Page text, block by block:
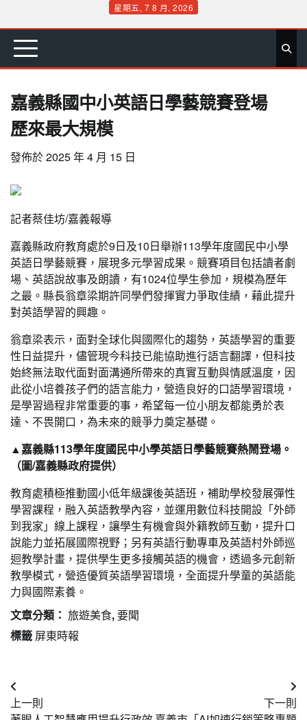
content
星期五, 7 8 月, 2026
首 要 娛 生 社 文 公 運 旅 政 地 專
嘉義縣國中小英語日學藝競賽登場
歷來最大規模
發佈於2025 年 4 月 15 日
記者蔡佳坊/嘉義報導
嘉義縣政府教育處於9日及10日舉辦113學年度國民中小學
英語日學藝競賽，展現多元學習成果。競賽項目包括讀者劇
場、英語說故事及朗讀，有1024位學生參加，規模為歷年
之最。縣長翁章梁期許同學們發揮實力爭取佳績，藉此提升
對英語學習的興趣。
翁章梁表示，面對全球化與國際化的趨勢，英語學習的重要
性日益提升，儘管現今科技已能協助進行語言翻譯，但科技
始終無法取代面對面溝通所帶來的真實互動與情感溫度，因
此從小培養孩子們的語言能力，營造良好的口語學習環境，
是學習過程非常重要的事，希望每一位小朋友都能勇於表
達、不畏開口，為未來的競爭力奠定基礎。
▲嘉義縣113學年度國民中小學英語日學藝競賽熱鬧登場。
（圖/嘉義縣政府提供）
教育處積極推動國小低年級課後英語班，補助學校發展彈性
學習課程，融入英語教學內容，並運用數位科技開設「外師
到我家」線上課程，讓學生有機會與外籍教師互動，提升口
說能力並拓展國際視野；另有英語行動專車及英語村外師巡
迴教學計畫，提供學生更多接觸英語的機會，透過多元創新
教學模式，營造優質英語學習環境，全面提升學童的英語能
力與國際素養。
文章分類： 旅遊美食,要聞
標籤 屏東時報
文
章
上一則
下一則